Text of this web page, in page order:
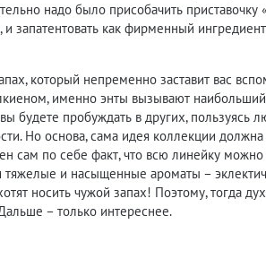
надо было присобачить
запатентовать как фирменный
который непременно заставит вас
именно энты вызывают
будете пробуждать в других,
Но основа, сама идея коллекции
сам по себе факт, что всю линейку
и насыщенные ароматы –
носить чужой запах! Поэтому, тогда
– только интереснее.